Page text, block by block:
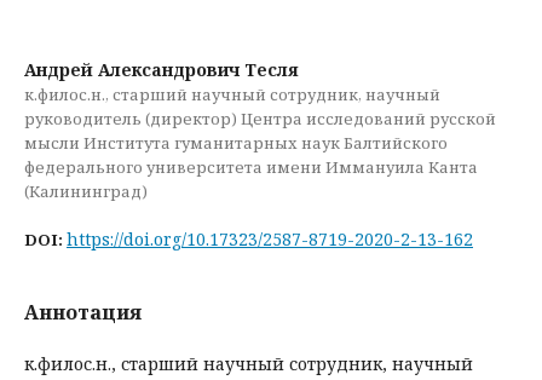
Андрей Александрович Тесля
к.филос.н., старший научный сотрудник, научный
руководитель (директор) Центра исследований русской
мысли Института гуманитарных наук Балтийского
федерального университета имени Иммануила Канта
(Калининград)
DOI: https://doi.org/10.17323/2587-8719-2020-2-13-162
Аннотация
к.филос.н., старший научный сотрудник, научный